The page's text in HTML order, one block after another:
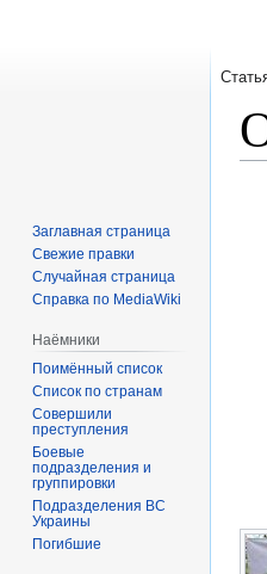
Заглавная страница
Свежие правки
Случайная страница
Справка по MediaWiki
Наёмники
Поимённый список
Список по странам
Совершили
преступления
Боевые
подразделения и
группировки
Подразделения ВС
Украины
Погибшие